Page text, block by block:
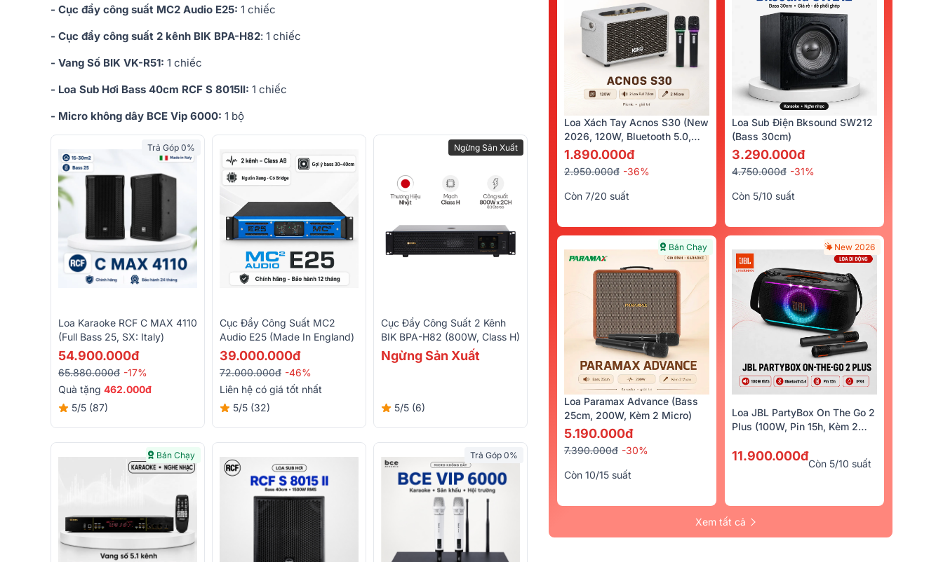
- Cục đẩy công suất MC2 Audio E25: 1 chiếc
- Cục đẩy công suất 2 kênh BIK BPA-H82: 1 chiếc
- Vang Số BIK VK-R51: 1 chiếc
- Loa Sub Hơi Bass 40cm RCF S 8015II: 1 chiếc
- Micro không dây BCE Vip 6000: 1 bộ
Trả Góp 0%
Loa Karaoke RCF C MAX 4110
(full Bass 25, SX: Italy)
54.900.000đ
65.880.000đ -17%
Quà tặng 462.000đ
5/5 (87)
Cục Đẩy Công Suất MC2
Audio E25 (Made In England)
39.000.000đ
72.000.000đ -46%
Liên hệ có giá tốt nhất
5/5 (32)
Ngừng Sản Xuất
Cục Đẩy Công Suất 2 Kênh
BIK BPA-H82 (800W, Class H)
Ngừng Sản Xuất
5/5 (6)
Bán Chạy Trả Góp 0%
Loa Xách Tay Acnos S30 (New
2026, 120W, Bluetooth 5.0,
Kèm 2 Tay Micro)
1.890.000đ
2.950.000đ -36%
Còn 7/20 suất
Loa Sub Điện Bksound SW212
(bass 30cm)
3.290.000đ
4.750.000đ -31%
Còn 5/10 suất
Bán Chạy
Loa Paramax Advance (Bass
25cm, 200W, Kèm 2 Micro)
5.190.000đ
7.390.000đ -30%
Còn 10/15 suất
New 2026
Loa JBL PartyBox On The Go 2
Plus (100W, Pin 15h, Kèm 2
11.900.000đ
Còn 5/10 suất
Xem tất cả